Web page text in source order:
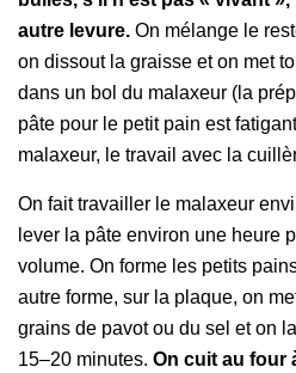
autre levure. On mélange le
on dissout la graisse et on met
dans un bol du malaxeur (la
pâte pour le petit pain est
malaxeur, le travail avec la
On fait travailler le malaxeur
lever la pâte environ une heure
volume. On forme les petits
autre forme, sur la plaque, on
grains de pavot ou du sel et on
15–20 minutes. On cuit au four